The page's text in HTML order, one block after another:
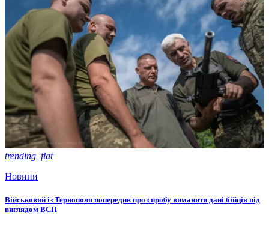
trending_flat
Новини
Військовий із Тернополя попередив про спробу виманити дані бійців під
виглядом ВСП